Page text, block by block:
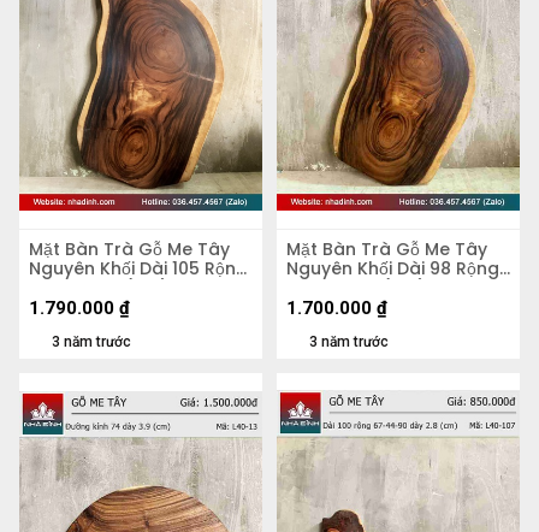
Mặt Bàn Trà Gỗ Me Tây
Nguyên Khối Dài 105 Rộng
58 Dày 5,2 (cm)
3 năm trước
1.790.000 ₫
Mặt Bàn Trà Gỗ Me Tây
Nguyên Khối Dài 98 Rộng
58 Dày 5,3 (cm)
3 năm trước
1.700.000 ₫